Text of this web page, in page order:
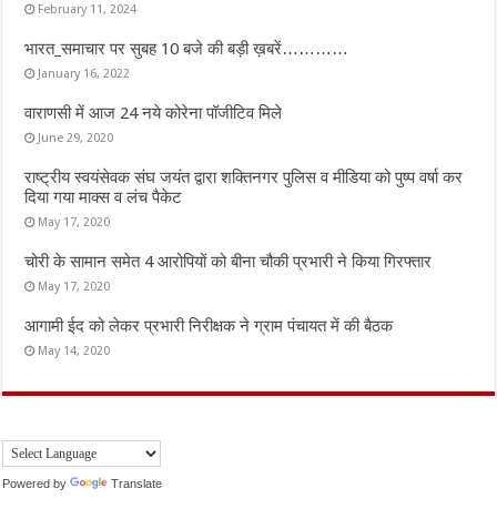
February 11, 2024
भारत_समाचार पर सुबह 10 बजे की बड़ी ख़बरें…………
January 16, 2022
वाराणसी में आज 24 नये कोरेना पॉजीटिव मिले
June 29, 2020
राष्ट्रीय स्वयंसेवक संघ जयंत द्वारा शक्तिनगर पुलिस व मीडिया को पुष्प वर्षा कर
दिया गया माक्स व लंच पैकेट
May 17, 2020
चोरी के सामान समेत 4 आरोपियों को बीना चौकी प्रभारी ने किया गिरफ्तार
May 17, 2020
आगामी ईद को लेकर प्रभारी निरीक्षक ने ग्राम पंचायत में की बैठक
May 14, 2020
Powered by Translate